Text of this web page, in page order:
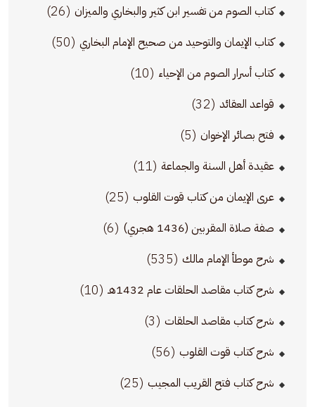
كتاب الصوم من تفسير ابن كثير والبخاري والميزان (26)
كتاب الإيمان والتوحيد من صحيح الإمام البخاري (50)
كتاب أسرار الصوم من الإحياء (10)
قواعد العقائد (32)
فتح بصائر الإخوان (5)
عقيدة أهل السنة والجماعة (11)
عرى الإيمان من كتاب قوت القلوب (25)
صفة صلاة المقربين (1436 هجري) (6)
شرح موطأ الإمام مالك (535)
شرح كتاب مقاصد الحلقات عام 1432هـ (10)
شرح كتاب مقاصد الحلقات (3)
شرح كتاب قوت القلوب (56)
شرح كتاب فتح القريب المجيب (25)